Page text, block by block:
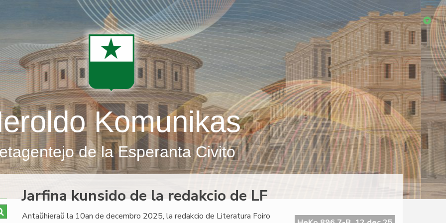
Komunikas
de la Esperanta Civito
Jarfina kunsido de la redakcio de LF
Antaŭhieraŭ la 10an de decembro 2025, la redakcio de Literatura Foiro